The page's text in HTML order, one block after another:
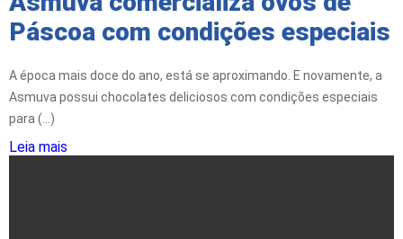
Páscoa com condições especiais
A época mais doce do ano, está se aproximando. E novamente, a
Asmuva possui chocolates deliciosos com condições especiais
para (...)
Leia mais